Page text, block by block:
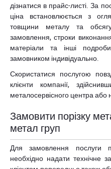
дізнатися в прайс-листі. За
ціна встановлюється з
товщини металу та
замовлення, строки
матеріали та інші
замовником індивідуально.
Скористатися послугою
клієнти компанії,
металосервісного центра або
Замовити порізку
метал груп
Для замовлення послуги
необхідно надати технічне